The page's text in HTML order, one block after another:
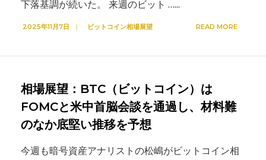
下落基調が続いた。 来週のビット …...
2025年11月7日 | ビットコイン相場展望 READ MORE
相場展望：BTC（ビットコイン）は
FOMCと米中首脳会談を通過し、材料難
のなか底堅い推移を予想
今週も暗号資産アナリストの松嶋がビットコイン相